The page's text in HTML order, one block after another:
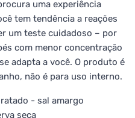
uma experiência
tem tendência a reações
um teste cuidadoso – por
com menor concentração
adapta a você. O produto é
não é para uso interno.
- sal amargo
seca